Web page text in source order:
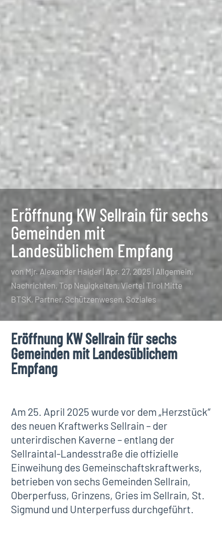
Eröffnung KW Sellrain für sechs
Gemeinden mit
Landesüblichem Empfang
von Mjr. Alexander Haider Apr. 27, 2025 Allgemein,
Nachrichten,Top Neuigkeiten,Viertel Tirol Mitte
BTSK Partner Schützenwesen Soziales
Eröffnung KW Sellrain für sechs
Gemeinden mit Landesüblichem
Empfang
Am 25. April 2025 wurde vor dem „Herzstück“
des neuen Kraftwerks Sellrain – der
unterirdischen Kaverne – entlang der
Sellraintal-Landesstraße die offizielle
Einweihung des Gemeinschaftskraftwerks,
betrieben von sechs Gemeinden Sellrain,
Oberperfuss, Grinzens, Gries im Sellrain, St.
Sigmund und Unterperfuss durchgeführt.